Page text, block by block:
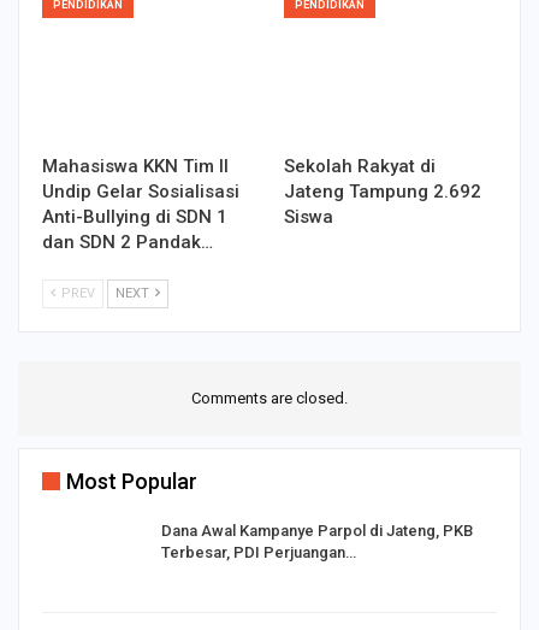
PENDIDIKAN
Mahasiswa KKN Tim II
Undip Gelar Sosialisasi
Anti-Bullying di SDN 1
dan SDN 2 Pandak…
PENDIDIKAN
Sekolah Rakyat di
Jateng Tampung 2.692
Siswa
PREV NEXT
Comments are closed.
Most Popular
Dana Awal Kampanye Parpol di Jateng, PKB
Terbesar, PDI Perjuangan…